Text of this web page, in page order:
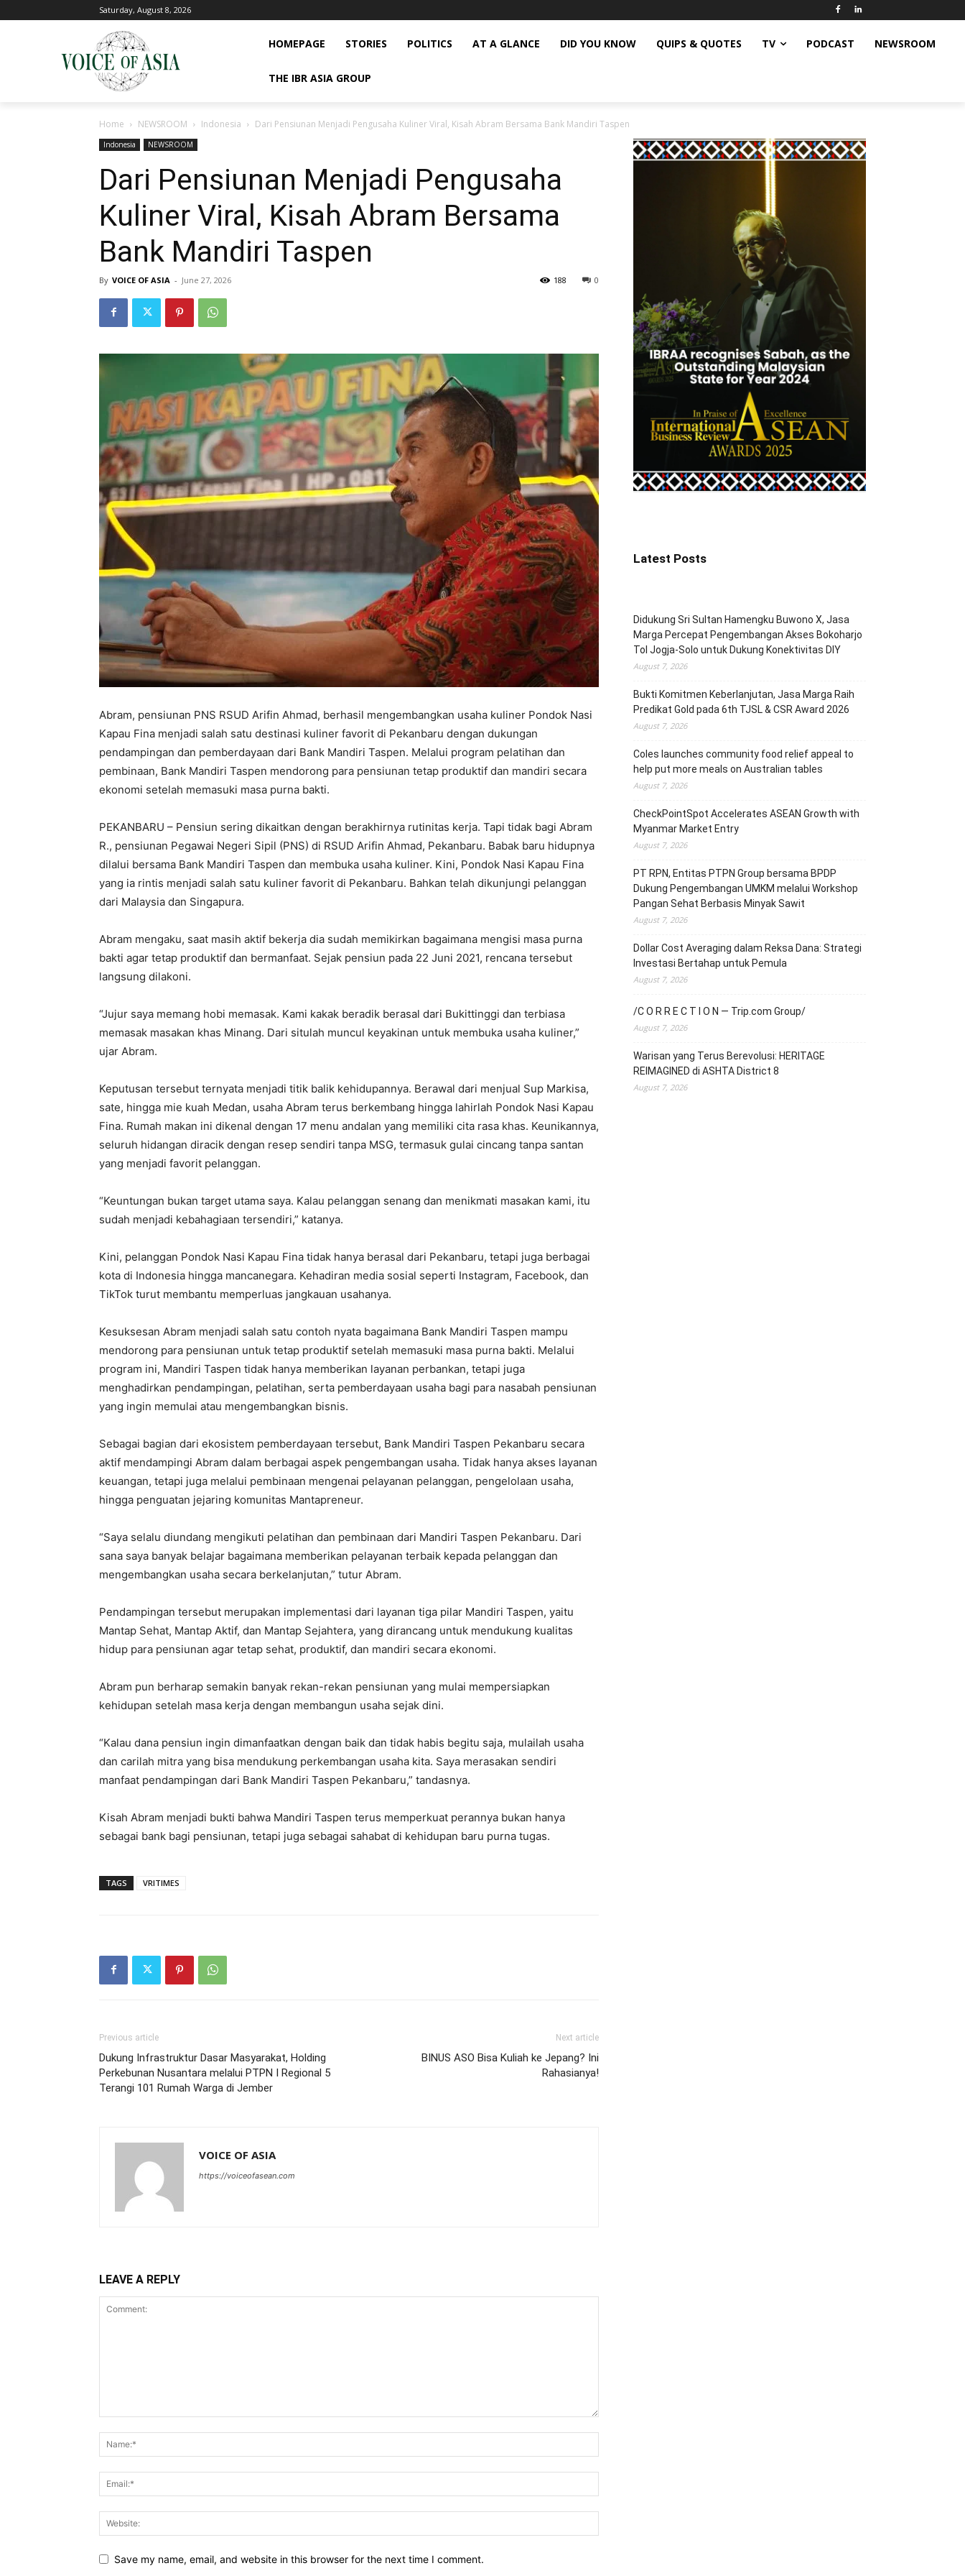
Saturday, August 8, 2026
HOMEPAGE STORIES POLITICS AT A GLANCE DID YOU KNOW QUIPS & QUOTES TV PODCAST NEWSROOM
THE IBR ASIA GROUP
Home NEWSROOM Indonesia Dari Pensiunan Menjadi Pengusaha Kuliner Viral, Kisah Abram Bersama Bank Mandiri Taspen
Indonesia NEWSROOM
Dari Pensiunan Menjadi Pengusaha
Kuliner Viral, Kisah Abram Bersama
Bank Mandiri Taspen
By VOICE OF ASIA - June 27, 2026 0
188
Abram, pensiunan PNS RSUD Arifin Ahmad, berhasil mengembangkan usaha kuliner Pondok Nasi
Kapau Fina menjadi salah satu destinasi kuliner favorit di Pekanbaru dengan dukungan
pendampingan dan pemberdayaan dari Bank Mandiri Taspen. Melalui program pelatihan dan
pembinaan, Bank Mandiri Taspen mendorong para pensiunan tetap produktif dan mandiri secara
ekonomi setelah memasuki masa purna bakti.
PEKANBARU – Pensiun sering dikaitkan dengan berakhirnya rutinitas kerja. Tapi tidak bagi Abram
R., pensiunan Pegawai Negeri Sipil (PNS) di RSUD Arifin Ahmad, Pekanbaru. Babak baru hidupnya
dilalui bersama Bank Mandiri Taspen dan membuka usaha kuliner. Kini, Pondok Nasi Kapau Fina
yang ia rintis menjadi salah satu kuliner favorit di Pekanbaru. Bahkan telah dikunjungi pelanggan
dari Malaysia dan Singapura.
Abram mengaku, saat masih aktif bekerja dia sudah memikirkan bagaimana mengisi masa purna
bakti agar tetap produktif dan bermanfaat. Sejak pensiun pada 22 Juni 2021, rencana tersebut
langsung dilakoni.
“Jujur saya memang hobi memasak. Kami kakak beradik berasal dari Bukittinggi dan terbiasa
memasak masakan khas Minang. Dari situlah muncul keyakinan untuk membuka usaha kuliner,”
ujar Abram.
Keputusan tersebut ternyata menjadi titik balik kehidupannya. Berawal dari menjual Sup Markisa,
sate, hingga mie kuah Medan, usaha Abram terus berkembang hingga lahirlah Pondok Nasi Kapau
Fina. Rumah makan ini dikenal dengan 17 menu andalan yang memiliki cita rasa khas. Keunikannya,
seluruh hidangan diracik dengan resep sendiri tanpa MSG, termasuk gulai cincang tanpa santan
yang menjadi favorit pelanggan.
“Keuntungan bukan target utama saya. Kalau pelanggan senang dan menikmati masakan kami, itu
sudah menjadi kebahagiaan tersendiri,” katanya.
Kini, pelanggan Pondok Nasi Kapau Fina tidak hanya berasal dari Pekanbaru, tetapi juga berbagai
kota di Indonesia hingga mancanegara. Kehadiran media sosial seperti Instagram, Facebook, dan
TikTok turut membantu memperluas jangkauan usahanya.
Kesuksesan Abram menjadi salah satu contoh nyata bagaimana Bank Mandiri Taspen mampu
mendorong para pensiunan untuk tetap produktif setelah memasuki masa purna bakti. Melalui
program ini, Mandiri Taspen tidak hanya memberikan layanan perbankan, tetapi juga
menghadirkan pendampingan, pelatihan, serta pemberdayaan usaha bagi para nasabah pensiunan
yang ingin memulai atau mengembangkan bisnis.
Sebagai bagian dari ekosistem pemberdayaan tersebut, Bank Mandiri Taspen Pekanbaru secara
aktif mendampingi Abram dalam berbagai aspek pengembangan usaha. Tidak hanya akses layanan
keuangan, tetapi juga melalui pembinaan mengenai pelayanan pelanggan, pengelolaan usaha,
hingga penguatan jejaring komunitas Mantapreneur.
“Saya selalu diundang mengikuti pelatihan dan pembinaan dari Mandiri Taspen Pekanbaru. Dari
sana saya banyak belajar bagaimana memberikan pelayanan terbaik kepada pelanggan dan
mengembangkan usaha secara berkelanjutan,” tutur Abram.
Pendampingan tersebut merupakan implementasi dari layanan tiga pilar Mandiri Taspen, yaitu
Mantap Sehat, Mantap Aktif, dan Mantap Sejahtera, yang dirancang untuk mendukung kualitas
hidup para pensiunan agar tetap sehat, produktif, dan mandiri secara ekonomi.
Abram pun berharap semakin banyak rekan-rekan pensiunan yang mulai mempersiapkan
kehidupan setelah masa kerja dengan membangun usaha sejak dini.
“Kalau dana pensiun ingin dimanfaatkan dengan baik dan tidak habis begitu saja, mulailah usaha
dan carilah mitra yang bisa mendukung perkembangan usaha kita. Saya merasakan sendiri
manfaat pendampingan dari Bank Mandiri Taspen Pekanbaru,” tandasnya.
Kisah Abram menjadi bukti bahwa Mandiri Taspen terus memperkuat perannya bukan hanya
sebagai bank bagi pensiunan, tetapi juga sebagai sahabat di kehidupan baru purna tugas.
TAGS VRITIMES
Previous article
Dukung Infrastruktur Dasar Masyarakat, Holding
Perkebunan Nusantara melalui PTPN I Regional 5
Terangi 101 Rumah Warga di Jember
Next article
BINUS ASO Bisa Kuliah ke Jepang? Ini
Rahasianya!
VOICE OF ASIA
https://voiceofasean.com
LEAVE A REPLY
Save my name, email, and website in this browser for the next time I comment.
Latest Posts
Didukung Sri Sultan Hamengku Buwono X, Jasa
Marga Percepat Pengembangan Akses Bokoharjo
Tol Jogja-Solo untuk Dukung Konektivitas DIY
August 7, 2026
Bukti Komitmen Keberlanjutan, Jasa Marga Raih
Predikat Gold pada 6th TJSL & CSR Award 2026
August 7, 2026
Coles launches community food relief appeal to
help put more meals on Australian tables
August 7, 2026
CheckPointSpot Accelerates ASEAN Growth with
Myanmar Market Entry
August 7, 2026
PT RPN, Entitas PTPN Group bersama BPDP
Dukung Pengembangan UMKM melalui Workshop
Pangan Sehat Berbasis Minyak Sawit
August 7, 2026
Dollar Cost Averaging dalam Reksa Dana: Strategi
Investasi Bertahap untuk Pemula
August 7, 2026
/C O R R E C T I O N — Trip.com Group/
August 7, 2026
Warisan yang Terus Berevolusi: HERITAGE
REIMAGINED di ASHTA District 8
August 7, 2026